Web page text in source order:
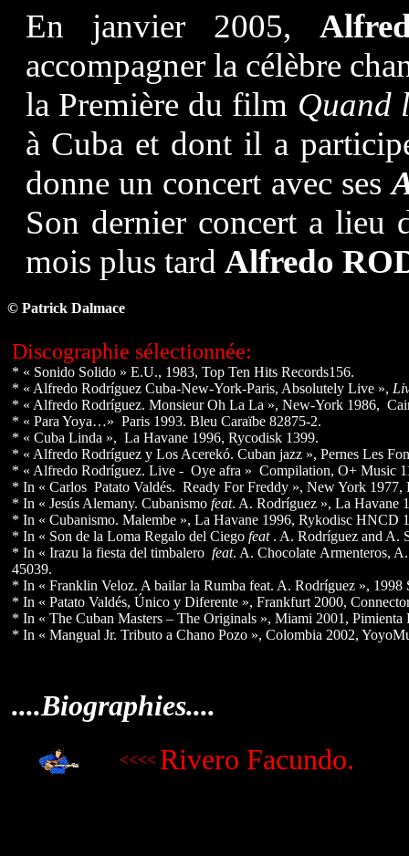
En janvier 2005,
accompagner la célèbre
la Première du film Quand
à Cuba et dont il a
donne un concert avec ses
Son dernier concert a lieu
mois plus tard Alfredo
© Patrick Dalmace
Discographie sélectionnée:
* « Sonido Solido » E.U., 1983, Top Ten Hits Records156.
* « Alfredo Rodríguez Cuba-New-York-Paris, Absolutely Live »,
* « Alfredo Rodríguez. Monsieur Oh La La », New-York 1986,
* « Para Yoya…» Paris 1993. Bleu Caraïbe 82875-2.
* « Cuba Linda », La Havane 1996, Rycodisk 1399.
* « Alfredo Rodríguez y Los Acerekó. Cuban jazz », Pernes Les
* « Alfredo Rodríguez. Live - Oye afra » Compilation, O+ Music
* In « Carlos Patato Valdés. Ready For Freddy », New York
* In « Jesús Alemany. Cubanismo feat. A. Rodríguez », La Havane
* In « Cubanismo. Malembe », La Havane 1996, Rykodisc HNCD
* In « Son de la Loma Regalo del Ciego feat. A. Rodríguez and A.
* In « Irazu la fiesta del timbalero feat. A. Chocolate Armenteros,
45039.
* In « Franklin Veloz. A bailar la Rumba feat. A. Rodríguez »,
* In « Patato Valdés, Único y Diferente », Frankfurt 2000,
* In « The Cuban Masters – The Originals », Miami 2001, Pimienta
* In « Mangual Jr. Tributo a Chano Pozo », Colombia 2002,
....Biographies....
<<<< Rivero Facundo.